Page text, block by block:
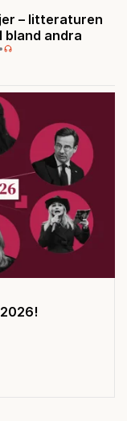
– litteraturen
bland andra
•